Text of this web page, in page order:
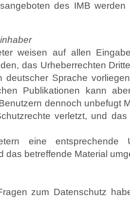
des IMB
weisen auf allen
das Urheberrechten
deutscher Sprache
Publikationen kann
dennoch unbefugt
verletzt, und
eine entsprechende
das betreffende Material
zum Datenschutz